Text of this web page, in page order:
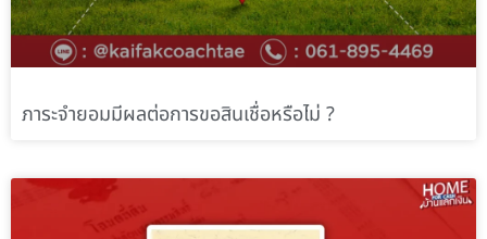
ภาระจำยอมมีผลต่อการขอสินเชื่อหรือไม่ ?